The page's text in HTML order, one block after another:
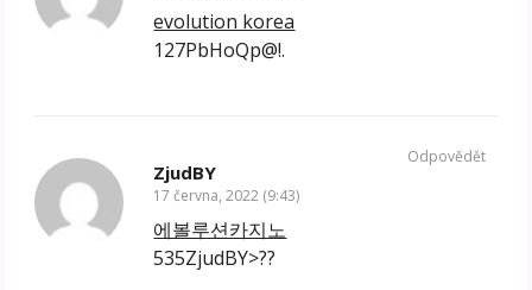
evolution korea
127PbHoQp@!.
ZjudBY
17 června, 2022 (9:43)
에볼루션카지노
535ZjudBY>??
Odpovědět